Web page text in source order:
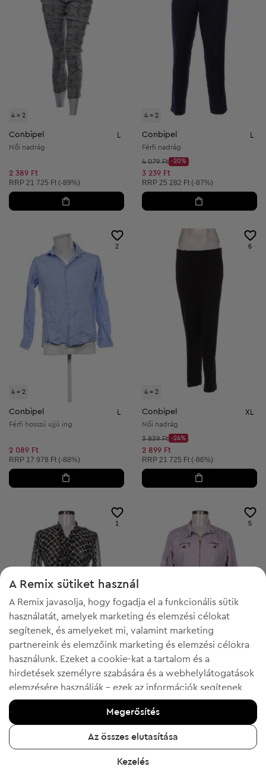
4 = 2
Conbipel
Női nadrág
2 389 Ft
Ajánlott ár:
RRP 21 725 Ft (-89%)
4 = 2
Conbipel
Férfi nadrág
Kezdő ár:
4 079 Ft
Discount Price:
-20%
Csökkentett ár:
3 239 Ft
Ajánlott ár:
RRP 25 282 Ft (-87%)
4 = 2
2
Conbipel L
Férfi hosszú ujjú ing
2 089 Ft
Ajánlott ár:
RRP 17 978 Ft (-88%)
4 = 2
6
Conbipel XL
Női nadrág
Kezdő ár:
3 839 Ft
Discount Price:
-24%
Csökkentett ár:
2 899 Ft
Ajánlott ár:
RRP 21 725 Ft (-86%)
1
Conbipel M
Női hosszú ujjú ing
Ajánlott ár:
RRP21 725 Ft (-88%)
5
Conbipel
Női átmeneti dzseki
6 681 Ft
Ajánlott ár:
RRP36 333 Ft (-81%)
A Remix sütiket használ
A Remix javasolja, hogy fogadja el a funkcionális sütik
használatát, amelyek marketing és elemzési célokat
segítenek, és amelyeket mi, valamint marketing
partnereink és elemzőink marketing és elemzési célokra
használunk. Ezeket a cookie-kat a tartalom és a
hirdetések személyre szabására és a webhelylátogatások
elemzésére használják - ezek az információk segítenek
megmutatni az ön által kedvelt termékeket. Ha egyetért,
kérjük, erősítse meg az "Igen, elfogadom" gombra
kattintva.
További információért kattintson a "Tudjon meg többet"
gombra, vagy keresse fel az "Adatvédelmi és sütikre
Megerősítés
Az összes elutasítása
Kezelés